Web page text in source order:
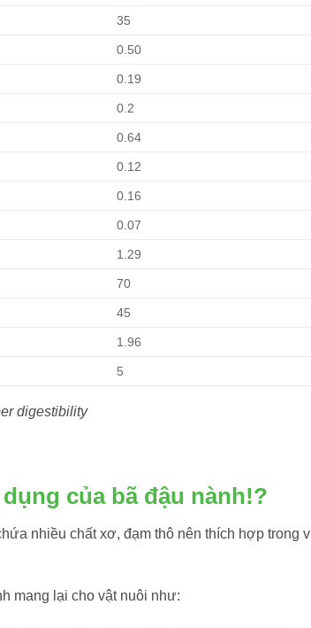
35
0.50
0.19
0.2
0.64
0.12
0.16
0.07
1.29
70
45
1.96
5
digestibility
của bã đậu nành!?
nhiều chất xơ, đạm thô nên thích hợp trong
mang lại cho vật nuôi như: